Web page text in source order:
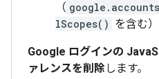
（
lScopes() を含む）
Google ログインの
ァレンスを削除します。